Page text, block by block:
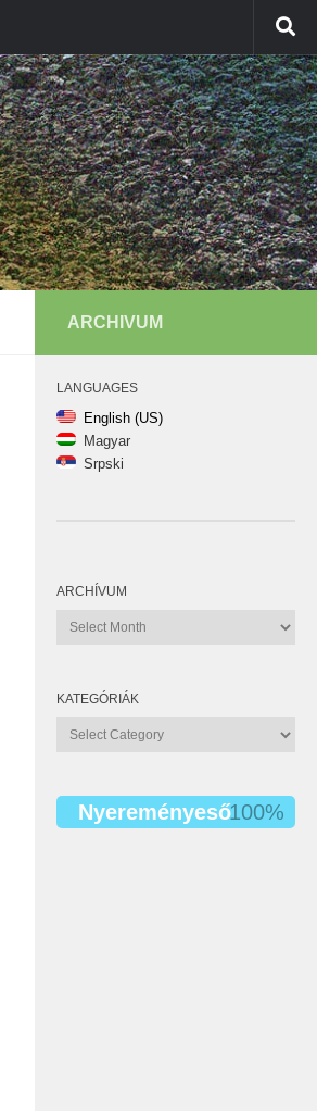
ARCHIVUM
LANGUAGES
English (US)
Magyar
Srpski
ARCHÍVUM
Archívum
KATEGÓRIÁK
Kategóriák
Nyereményeső100%